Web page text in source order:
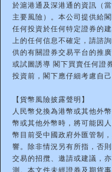
於滬港通及深港通的資訊（
主要風險）。本公司提供給
任何投資於任何特定證券的
上的任何信息不確定，請諮
供的有關證券交易平台的推
或試圖誘導 閣下買賣任何證
投資前，閣下應仔細考慮自
【貨幣風險披露聲明】
人民幣兌換為港幣或其他外
幣或其他外幣時，將可能因
幣目前受中國政府外匯管制
響。除非情況另有所指，否
交易的招攬、邀請或建議，